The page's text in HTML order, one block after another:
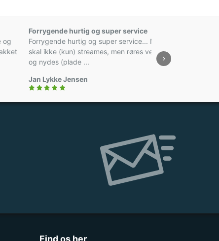
dage og
pakket
Forrygende hurtig og super service
Forrygende hurtig og super service... Musik
skal ikke (kun) streames, men røres ved, føles
og nydes (plade ...
Jan Lykke Jensen
Find os her